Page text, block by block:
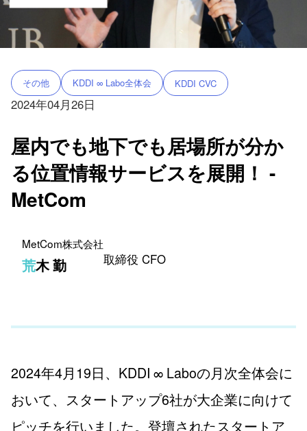
その他 KDDI ∞ Labo全体会 KDDI CVC
2024年04月26日
屋内でも地下でも居場所が分か
る位置情報サービスを展開！ -
MetCom
MetCom株式会社
荒木 勤 取締役 CFO
2024年4月19日、KDDI ∞ Laboの月次全体会に
おいて、スタートアップ6社が大企業に向けて
ピッチを行いました。登壇されたスタートア